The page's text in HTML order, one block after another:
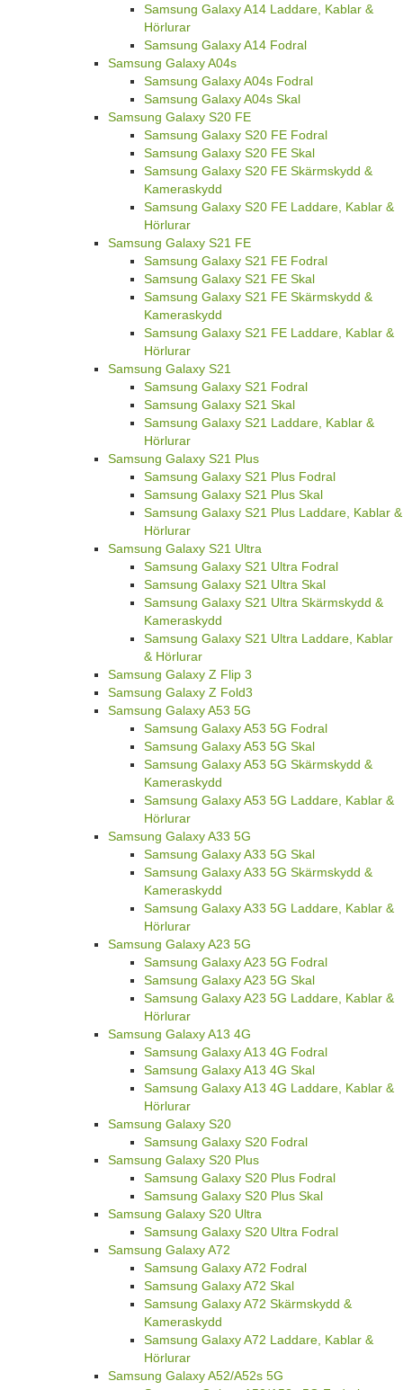
Samsung Galaxy A14 Laddare, Kablar &
Hörlurar
Samsung Galaxy A14 Fodral
Samsung Galaxy A04s
Samsung Galaxy A04s Fodral
Samsung Galaxy A04s Skal
Samsung Galaxy S20 FE
Samsung Galaxy S20 FE Fodral
Samsung Galaxy S20 FE Skal
Samsung Galaxy S20 FE Skärmskydd &
Kameraskydd
Samsung Galaxy S20 FE Laddare, Kablar &
Hörlurar
Samsung Galaxy S21 FE
Samsung Galaxy S21 FE Fodral
Samsung Galaxy S21 FE Skal
Samsung Galaxy S21 FE Skärmskydd &
Kameraskydd
Samsung Galaxy S21 FE Laddare, Kablar &
Hörlurar
Samsung Galaxy S21
Samsung Galaxy S21 Fodral
Samsung Galaxy S21 Skal
Samsung Galaxy S21 Laddare, Kablar &
Hörlurar
Samsung Galaxy S21 Plus
Samsung Galaxy S21 Plus Fodral
Samsung Galaxy S21 Plus Skal
Samsung Galaxy S21 Plus Laddare, Kablar &
Hörlurar
Samsung Galaxy S21 Ultra
Samsung Galaxy S21 Ultra Fodral
Samsung Galaxy S21 Ultra Skal
Samsung Galaxy S21 Ultra Skärmskydd &
Kameraskydd
Samsung Galaxy S21 Ultra Laddare, Kablar
& Hörlurar
Samsung Galaxy Z Flip 3
Samsung Galaxy Z Fold3
Samsung Galaxy A53 5G
Samsung Galaxy A53 5G Fodral
Samsung Galaxy A53 5G Skal
Samsung Galaxy A53 5G Skärmskydd &
Kameraskydd
Samsung Galaxy A53 5G Laddare, Kablar &
Hörlurar
Samsung Galaxy A33 5G
Samsung Galaxy A33 5G Skal
Samsung Galaxy A33 5G Skärmskydd &
Kameraskydd
Samsung Galaxy A33 5G Laddare, Kablar &
Hörlurar
Samsung Galaxy A23 5G
Samsung Galaxy A23 5G Fodral
Samsung Galaxy A23 5G Skal
Samsung Galaxy A23 5G Laddare, Kablar &
Hörlurar
Samsung Galaxy A13 4G
Samsung Galaxy A13 4G Fodral
Samsung Galaxy A13 4G Skal
Samsung Galaxy A13 4G Laddare, Kablar &
Hörlurar
Samsung Galaxy S20
Samsung Galaxy S20 Fodral
Samsung Galaxy S20 Plus
Samsung Galaxy S20 Plus Fodral
Samsung Galaxy S20 Plus Skal
Samsung Galaxy S20 Ultra
Samsung Galaxy S20 Ultra Fodral
Samsung Galaxy A72
Samsung Galaxy A72 Fodral
Samsung Galaxy A72 Skal
Samsung Galaxy A72 Skärmskydd &
Kameraskydd
Samsung Galaxy A72 Laddare, Kablar &
Hörlurar
Samsung Galaxy A52/A52s 5G